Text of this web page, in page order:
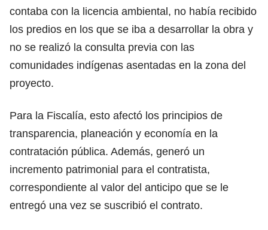
contaba con la licencia ambiental, no había recibido
los predios en los que se iba a desarrollar la obra y
no se realizó la consulta previa con las
comunidades indígenas asentadas en la zona del
proyecto.
Para la Fiscalía, esto afectó los principios de
transparencia, planeación y economía en la
contratación pública. Además, generó un
incremento patrimonial para el contratista,
correspondiente al valor del anticipo que se le
entregó una vez se suscribió el contrato.